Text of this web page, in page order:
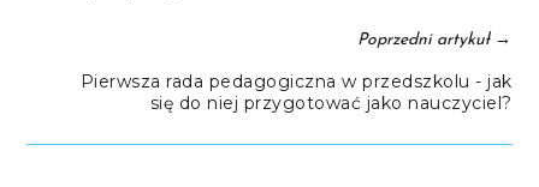
Poprzedni artykuł→
Pierwsza rada pedagogiczna w przedszkolu - jak
się do niej przygotować jako nauczyciel?